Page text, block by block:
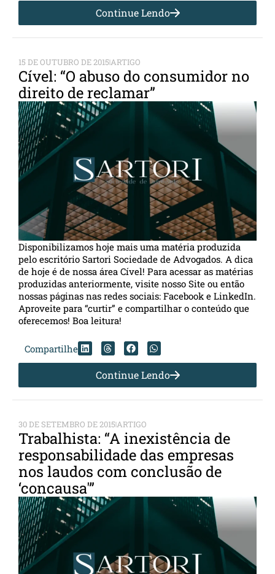
Continue Lendo
15 DE OUTUBRO DE 2015ARTIGO
Cível: “O abuso do consumidor no
direito de reclamar”
Disponibilizamos hoje mais uma matéria produzida
pelo escritório Sartori Sociedade de Advogados. A dica
de hoje é de nossa área Cível! Para acessar as matérias
produzidas anteriormente, visite nosso Site ou então
nossas páginas nas redes sociais: Facebook e LinkedIn.
Aproveite para “curtir” e compartilhar o conteúdo que
oferecemos! Boa leitura!
Compartilhe
Continue Lendo
30 DE SETEMBRO DE 2015ARTIGO
Trabalhista: “A inexistência de
responsabilidade das empresas
nos laudos com conclusão de
‘concausa'”